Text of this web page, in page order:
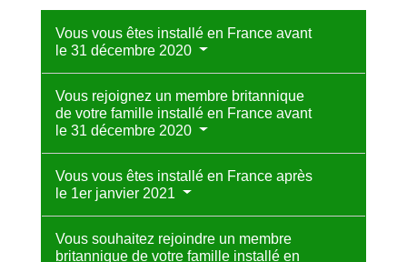
Vous vous êtes installé en France avant
le 31 décembre 2020
Vous rejoignez un membre britannique
de votre famille installé en France avant
le 31 décembre 2020
Vous vous êtes installé en France après
le 1er janvier 2021
Vous souhaitez rejoindre un membre
britannique de votre famille installé en